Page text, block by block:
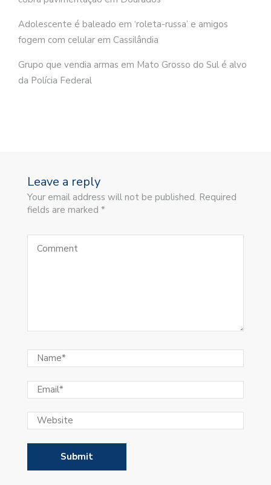
Adolescente é baleado em ‘roleta-russa’ e amigos
fogem com celular em Cassilândia
Grupo que vendia armas em Mato Grosso do Sul é alvo
da Polícia Federal
Leave a reply
Your email address will not be published. Required
fields are marked *